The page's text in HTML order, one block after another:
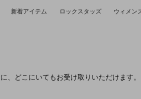
新着アイテム ロックスタッズ ウィメン
、どこにいてもお受け取りいただけます。